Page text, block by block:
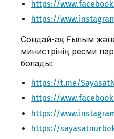
https://
https://
Сондай-ақ Ғылым
министрінің ресми
болады:
https://t.me/
https://
https://
https://